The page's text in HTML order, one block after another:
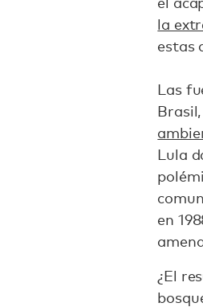
la
estas
Las
Lula
en
¿El